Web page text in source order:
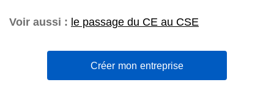
Voir aussi : le passage du CE au CSE
Créer mon entreprise